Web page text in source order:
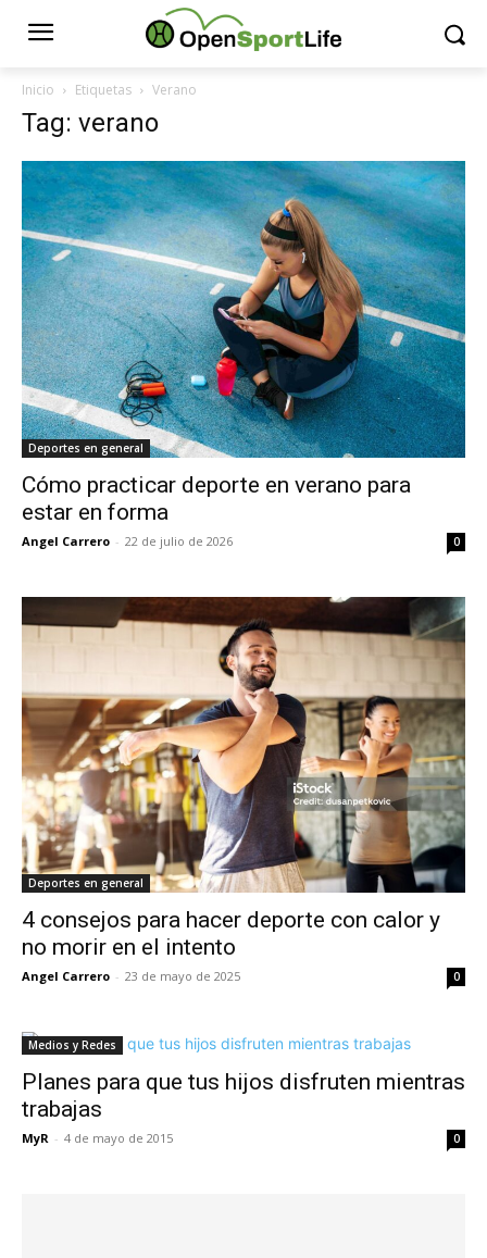
Inicio Etiquetas Verano
Tag: verano
Deportes en general
Cómo practicar deporte en verano para
estar en forma
Angel Carrero - 22 de julio de 2026 0
Deportes en general
4 consejos para hacer deporte con calor y
no morir en el intento
Angel Carrero - 23 de mayo de 2025 0
Medios y Redes
Planes para que tus hijos disfruten mientras
trabajas
MyR - 4 de mayo de 2015 0